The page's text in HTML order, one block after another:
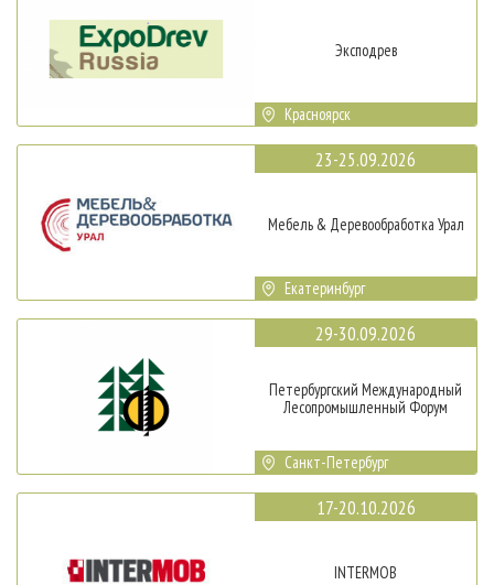
Эксподрев
Красноярск
23-25.09.2026
Мебель & Деревообработка Урал
Екатеринбург
29-30.09.2026
Петербургский Международный
Лесопромышленный Форум
Санкт-Петербург
17-20.10.2026
INTERMOB